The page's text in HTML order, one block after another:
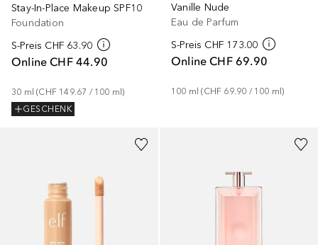
Stay-In-Place Makeup SPF10
Foundation
S-Preis CHF 63.90
Online CHF 44.90
30 ml (CHF 149.67 / 100 ml)
GESCHENK
Vanille Nude
Eau de Parfum
S-Preis CHF 173.00
Online CHF 69.90
100 ml (CHF 69.90 / 100 ml)
+12